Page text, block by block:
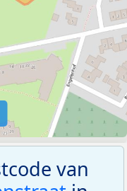
van